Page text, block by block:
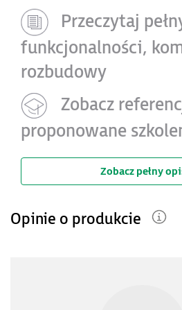
Przeczytaj
funkcjonalności,
rozbudowy
Zobacz
proponowane
Zobacz pełny
Opinie o produkcie